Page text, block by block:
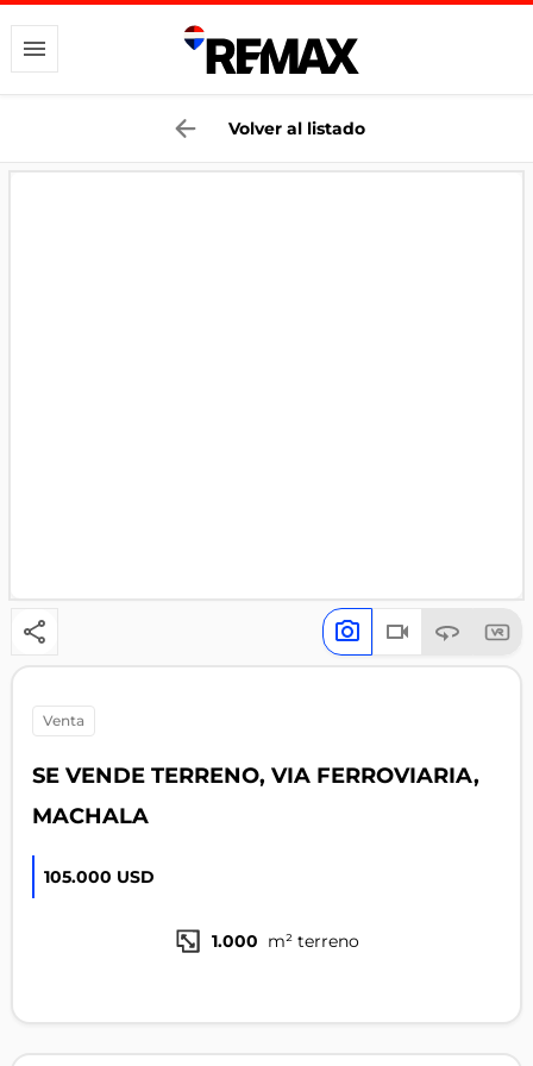
Volver al listado
venta
SE VENDE TERRENO, VIA FERROVIARIA,
MACHALA
105.000 USD
1.000 m² terreno